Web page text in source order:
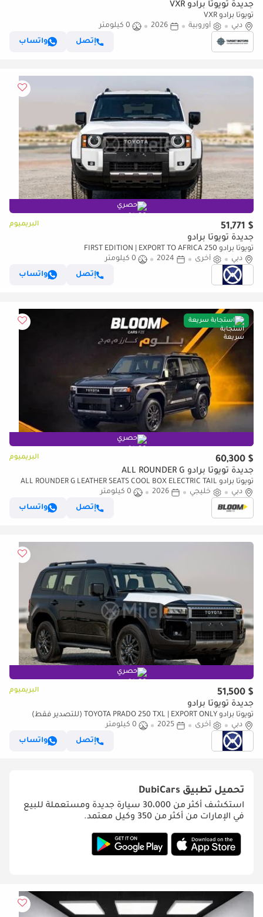
جديدة تويوتا برادو VXR
تويوتا برادو VXR
دبي
أوروبية 2026
0 كيلومتر
إتصل
واتساب
حصري
$ 51,771 البريميوم
جديدة تويوتا برادو
تويوتا برادو 250 FIRST EDITION | EXPORT TO AFRICA
دبي
أخرى 2024
0 كيلومتر
إتصل
واتساب
استجابة سريعة
حصري
$ 60,300 البريميوم
جديدة تويوتا برادو ALL ROUNDER G
تويوتا برادو ALL ROUNDER G LEATHER SEATS COOL BOX ELECTRIC TAIL
GATE ELECTRIC CHAIRS REAR DIGITAL AC
دبي خليجي 2026
0 كيلومتر
إتصل
واتساب
حصري
$ 51,500 البريميوم
جديدة تويوتا برادو
تويوتا برادو TOYOTA PRADO 250 TXL | EXPORT ONLY (للتصدير فقط)
دبي
أخرى 2025
0 كيلومتر
إتصل
واتساب
تحميل تطبيق DubiCars
استكشف أكثر من 30،000 سيارة جديدة ومستعملة للبيع
في الإمارات من أكثر من 350 وكيل معتمد.